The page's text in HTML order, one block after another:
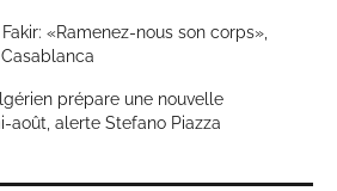
«Ramenez-nous son corps»,
prépare une nouvelle
août, alerte Stefano Piazza